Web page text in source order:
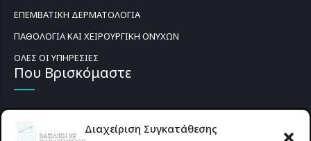
Διαχείριση Συγκατάθεσης
ΕΠΕΜΒΑΤΙΚΗ ΔΕΡΜΑΤΟΛΟΓΙΑ
ΠΑΘΟΛΟΓΙΑ ΚΑΙ ΧΕΙΡΟΥΡΓΙΚΗ ΟΝΥΧΩΝ
ΟΛΕΣ ΟΙ ΥΠΗΡΕΣΙΕΣ
Που Βρισκόμαστε